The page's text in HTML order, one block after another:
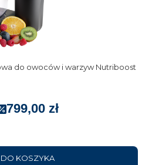
do owoców i warzyw Nutriboost
799,00 zł
DO KOSZYKA